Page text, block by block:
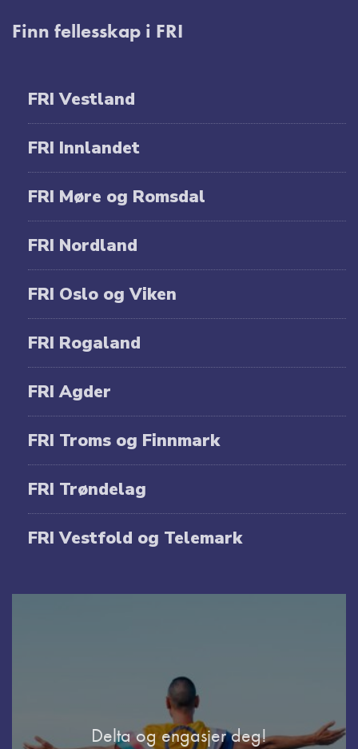
Finn fellesskap i FRI
FRI Vestland
FRI Innlandet
FRI Møre og Romsdal
FRI Nordland
FRI Oslo og Viken
FRI Rogaland
FRI Agder
FRI Troms og Finnmark
FRI Trøndelag
FRI Vestfold og Telemark
Delta og engasjer deg!